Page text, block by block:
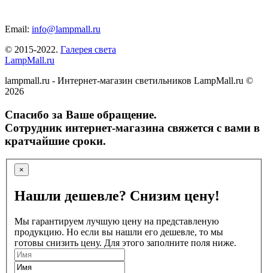
Email: info@lampmall.ru
© 2015-2022. Галерея света
LampMall.ru
lampmall.ru - Интернет-магазин светильников LampMall.ru ©
2026
Спасибо за Ваше обращение.
Сотрудник интернет-магазина свяжется с вами в
кратчайшие сроки.
×
Нашли дешевле? Снизим цену!
Мы гарантируем лучшую цену на представленую
продукцию. Но если вы нашли его дешевле, то мы
готовы снизить цену. Для этого заполните поля ниже.